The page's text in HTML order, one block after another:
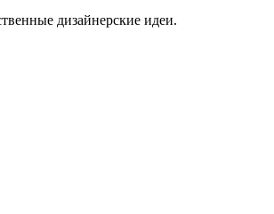
дизайнерские идеи.